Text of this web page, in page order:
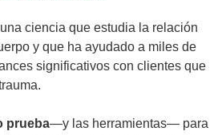
ciencia que estudia la relación
y que ha ayudado a miles de
significativos con clientes que
prueba—y las herramientas— para